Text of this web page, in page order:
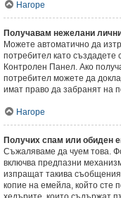
Нагоре
Получавам нежелани
Можете автоматично да
потребител като създадете
Контролен Панел. Ако
потребител можете да
имат право да забранят на
Нагоре
Получих спам или обиден
Съжаляваме да чуем това.
включва предпазни
изпращат такива
копие на емейла, който сте